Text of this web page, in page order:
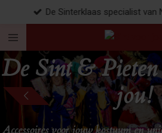
naar
de
hoofdinhoud
De Sinterklaas specialist van
De Sint &
jou!